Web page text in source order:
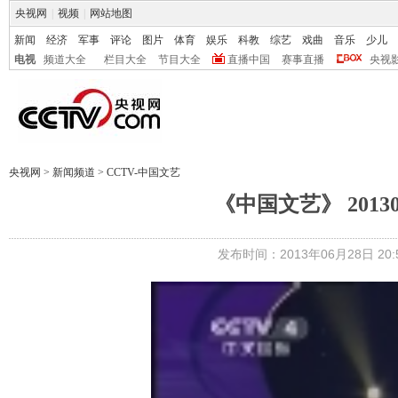
央视网 视频 网站地图
新闻 经济 军事 评论 图片 体育 娱乐 科教 综艺 戏曲 音乐
少儿
电视
频道大全 栏目大全 节目大全 直播中国 赛事直播 央视
央视网 > 新闻频道 > CCTV-中国文艺
《中国文艺》
发布时间：2013年06月28日